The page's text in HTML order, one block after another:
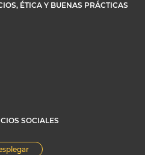
ÉTICA Y BUENAS PRÁCTICAS
SOCIALES